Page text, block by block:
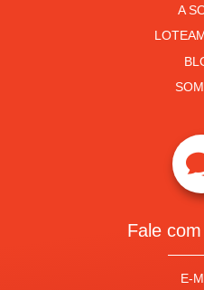
A
Fale
E-